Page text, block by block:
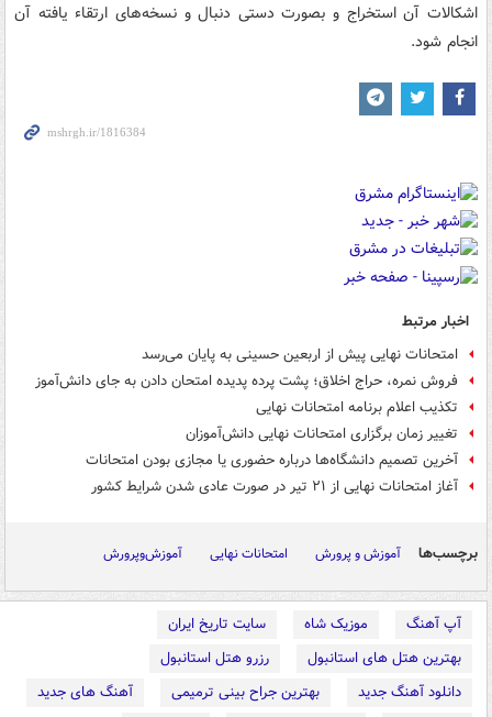
اشکالات آن استخراج و بصورت دستی دنبال و نسخه‌های ارتقاء یافته آن
انجام شود.
اخبار مرتبط
امتحانات نهایی پیش از اربعین حسینی به پایان می‌رسد
فروش نمره، حراج اخلاق؛ پشت پرده پدیده امتحان دادن به جای دانش‌آموز
تکذیب اعلام برنامه امتحانات نهایی
تغییر زمان برگزاری امتحانات نهایی دانش‌آموزان
آخرین تصمیم دانشگاه‌ها درباره حضوری یا مجازی بودن امتحانات
آغاز امتحانات نهایی از ۲۱ تیر در صورت عادی شدن شرایط کشور
برچسب‌ها آموزش و پرورش امتحانات نهایی آموزش‌وپرورش
آپ آهنگ موزیک شاه
سایت تاریخ ایران
بهترین هتل های استانبول
رزرو هتل استانبول
دانلود آهنگ جدید
بهترین جراح بینی ترمیمی
آهنگ های جدید